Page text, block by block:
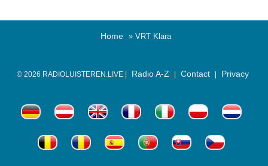
Home » VRT Klara
© 2026 RADIOLUISTEREN.LIVE | Radio A-Z Contact Privacy